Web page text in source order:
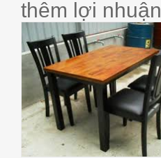
thêm lợi nhuận